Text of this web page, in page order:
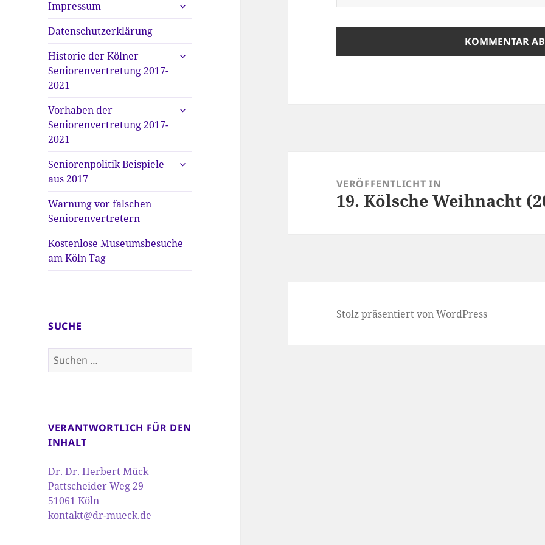
Impressum
anzeigen
Datenschutzerklärung
Historie der Kölner
Seniorenvertretung 2017-
2021
untermenü
Vorhaben der
Seniorenvertretung 2017-
2021
untermenü
Seniorenpolitik Beispiele
aus 2017
untermenü
Warnung vor falschen
Seniorenvertretern
Kostenlose Museumsbesuche
am Köln Tag
SUCHE
Suchen
nach:
VERANTWORTLICH FÜR DEN
INHALT
Dr. Dr. Herbert Mück
Pattscheider Weg 29
51061 Köln
kontakt@dr-mueck.de
VERÖFFENTLICHT IN
19. Kölsche Weihnacht
Stolz präsentiert von WordPress